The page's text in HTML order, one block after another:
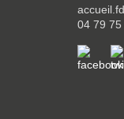
04 79 75